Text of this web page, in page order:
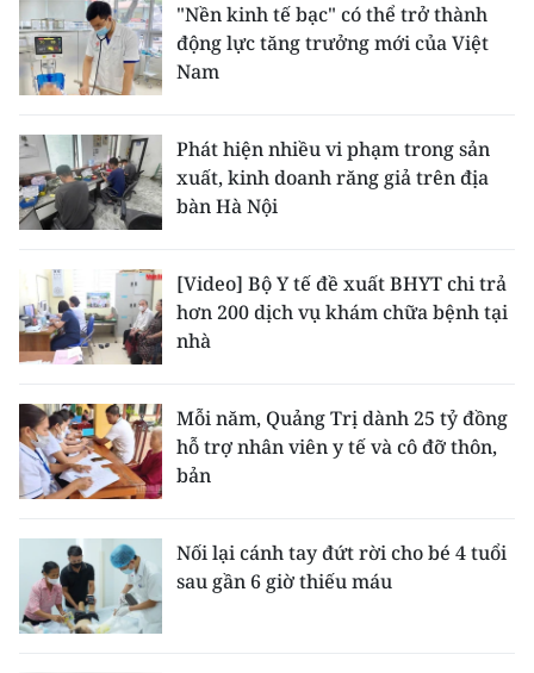
"Nền kinh tế bạc" có thể trở thành
động lực tăng trưởng mới của Việt
Nam
Phát hiện nhiều vi phạm trong sản
xuất, kinh doanh răng giả trên địa
bàn Hà Nội
[Video] Bộ Y tế đề xuất BHYT chi trả
hơn 200 dịch vụ khám chữa bệnh tại
nhà
Mỗi năm, Quảng Trị dành 25 tỷ đồng
hỗ trợ nhân viên y tế và cô đỡ thôn,
bản
Nối lại cánh tay đứt rời cho bé 4 tuổi
sau gần 6 giờ thiếu máu